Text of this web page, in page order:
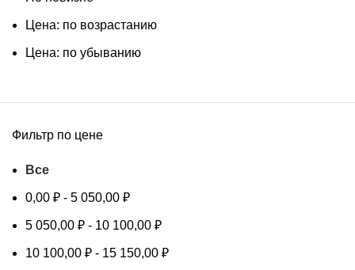
Цена: по возрастанию
Цена: по убыванию
Фильтр по цене
Все
0,00 ₽ - 5 050,00 ₽
5 050,00 ₽ - 10 100,00 ₽
10 100,00 ₽ - 15 150,00 ₽